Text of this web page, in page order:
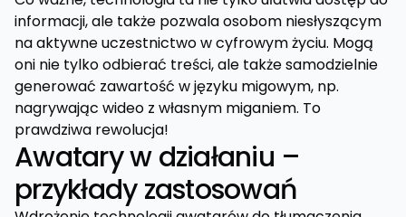
informacji, ale także pozwala osobom niesłyszącym
na aktywne uczestnictwo w cyfrowym życiu. Mogą
oni nie tylko odbierać treści, ale także samodzielnie
generować zawartość w języku migowym, np.
nagrywając wideo z własnym miganiem. To
prawdziwa rewolucja!
Awatary w działaniu –
przykłady zastosowań